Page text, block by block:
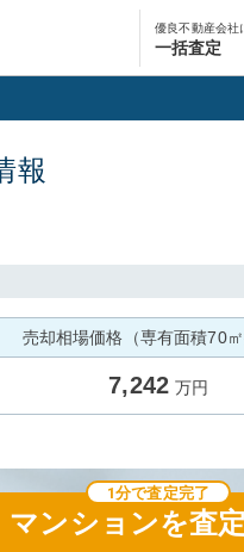
優良不動産会社
一括査定
報
売却相場価格（専有面積70㎡
7,242 万円
マンションを査
1分で査定完了